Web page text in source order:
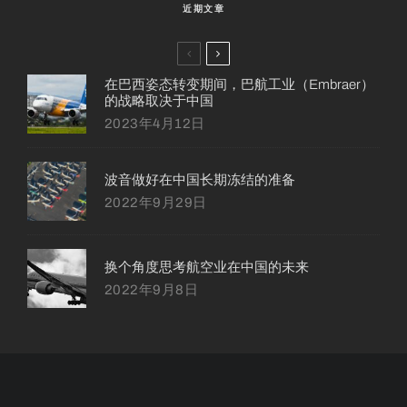
近期文章
在巴西姿态转变期间，巴航工业（Embraer）
的战略取决于中国
2023年4月12日
波音做好在中国长期冻结的准备
2022年9月29日
换个角度思考航空业在中国的未来
2022年9月8日